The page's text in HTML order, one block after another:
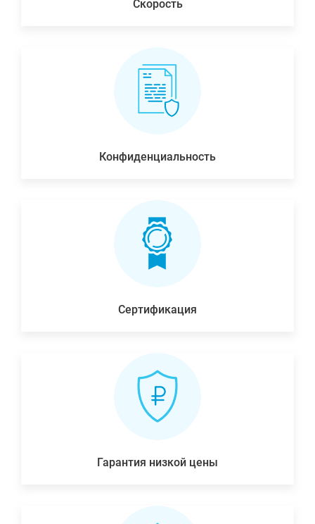
Скорость
Конфиденциальность
Сертификация
Гарантия низкой цены